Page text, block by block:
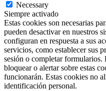
Necessary
Siempre activado
Estas cookies son necesarias
pueden desactivar en nuestros
configuran en respuesta a sus
servicios, como establecer sus
sesión o completar formularios.
bloquear o alertar sobre estas
funcionarán. Estas cookies no
identificación personal.